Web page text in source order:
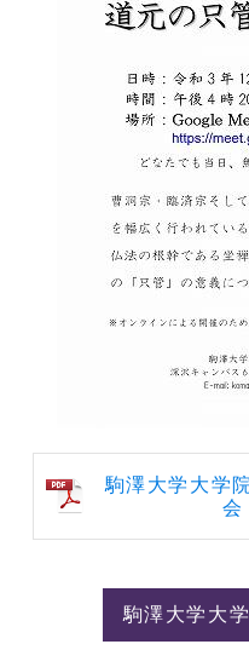
駒澤大学大学
会
駒澤大学大